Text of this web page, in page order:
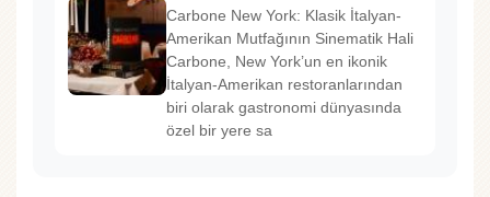
Carbone New York: Klasik İtalyan-
Amerikan Mutfağının Sinematik Hali
Carbone, New York’un en ikonik
İtalyan-Amerikan restoranlarından
biri olarak gastronomi dünyasında
özel bir yere sa